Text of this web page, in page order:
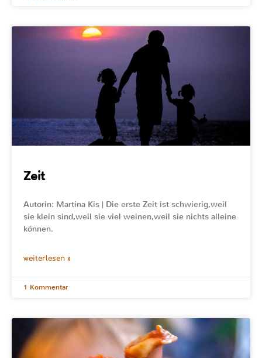
Zeit
Autorin: Martina Kis | Die erste Zeit ist schwierig,weil
sie klein sind,weil sie viel weinen,weil sie nichts alleine
können.
weiterlesen »
1 Kommentar